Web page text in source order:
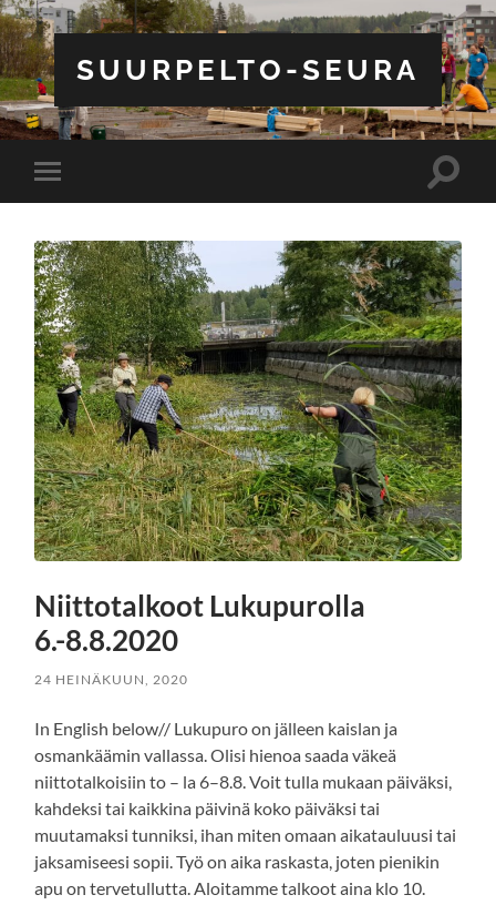
SUURPELTO-SEURA
Toggle
mobile
Toggle
Niittotalkoot Lukupurolla
6.-8.8.2020
24 HEINÄKUUN, 2020
In English below// Lukupuro on jälleen kaislan ja
osmankäämin vallassa. Olisi hienoa saada väkeä
niittotalkoisiin to – la 6–8.8. Voit tulla mukaan päiväksi,
kahdeksi tai kaikkina päivinä koko päiväksi tai
muutamaksi tunniksi, ihan miten omaan aikatauluusi tai
jaksamiseesi sopii. Työ on aika raskasta, joten pienikin
apu on tervetullutta. Aloitamme talkoot aina klo 10.